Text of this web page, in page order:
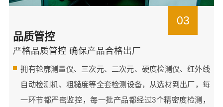
03
品质管控
严格品质管控 确保产品合格出厂
拥有轮廓测量仪、三次元、二次元、硬度检测仪、红外线
自动检测机、粗糙度等全套检测设备，从选材到出厂，每
一环节都严密监控，每一批产品都经过3个精密度检测，